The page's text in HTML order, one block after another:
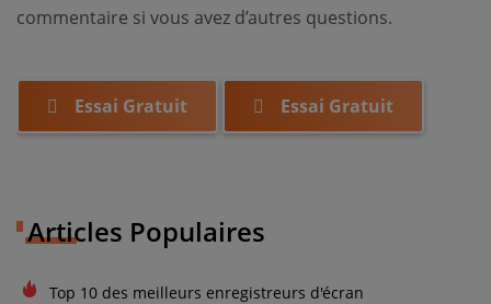
commentaire si vous avez d’autres questions.
Essai Gratuit Essai Gratuit
Articles Populaires
Top 10 des meilleurs enregistreurs d'écran